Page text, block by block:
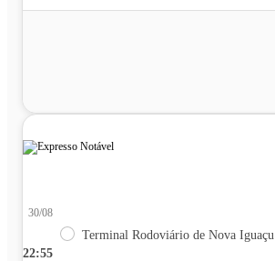
22:55
30/08
Terminal Rodoviário de Nova Iguaçu